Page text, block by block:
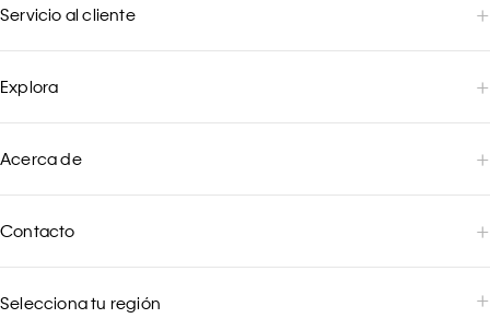
Servicio al cliente
Explora
Acerca de
Contacto
Selecciona tu región